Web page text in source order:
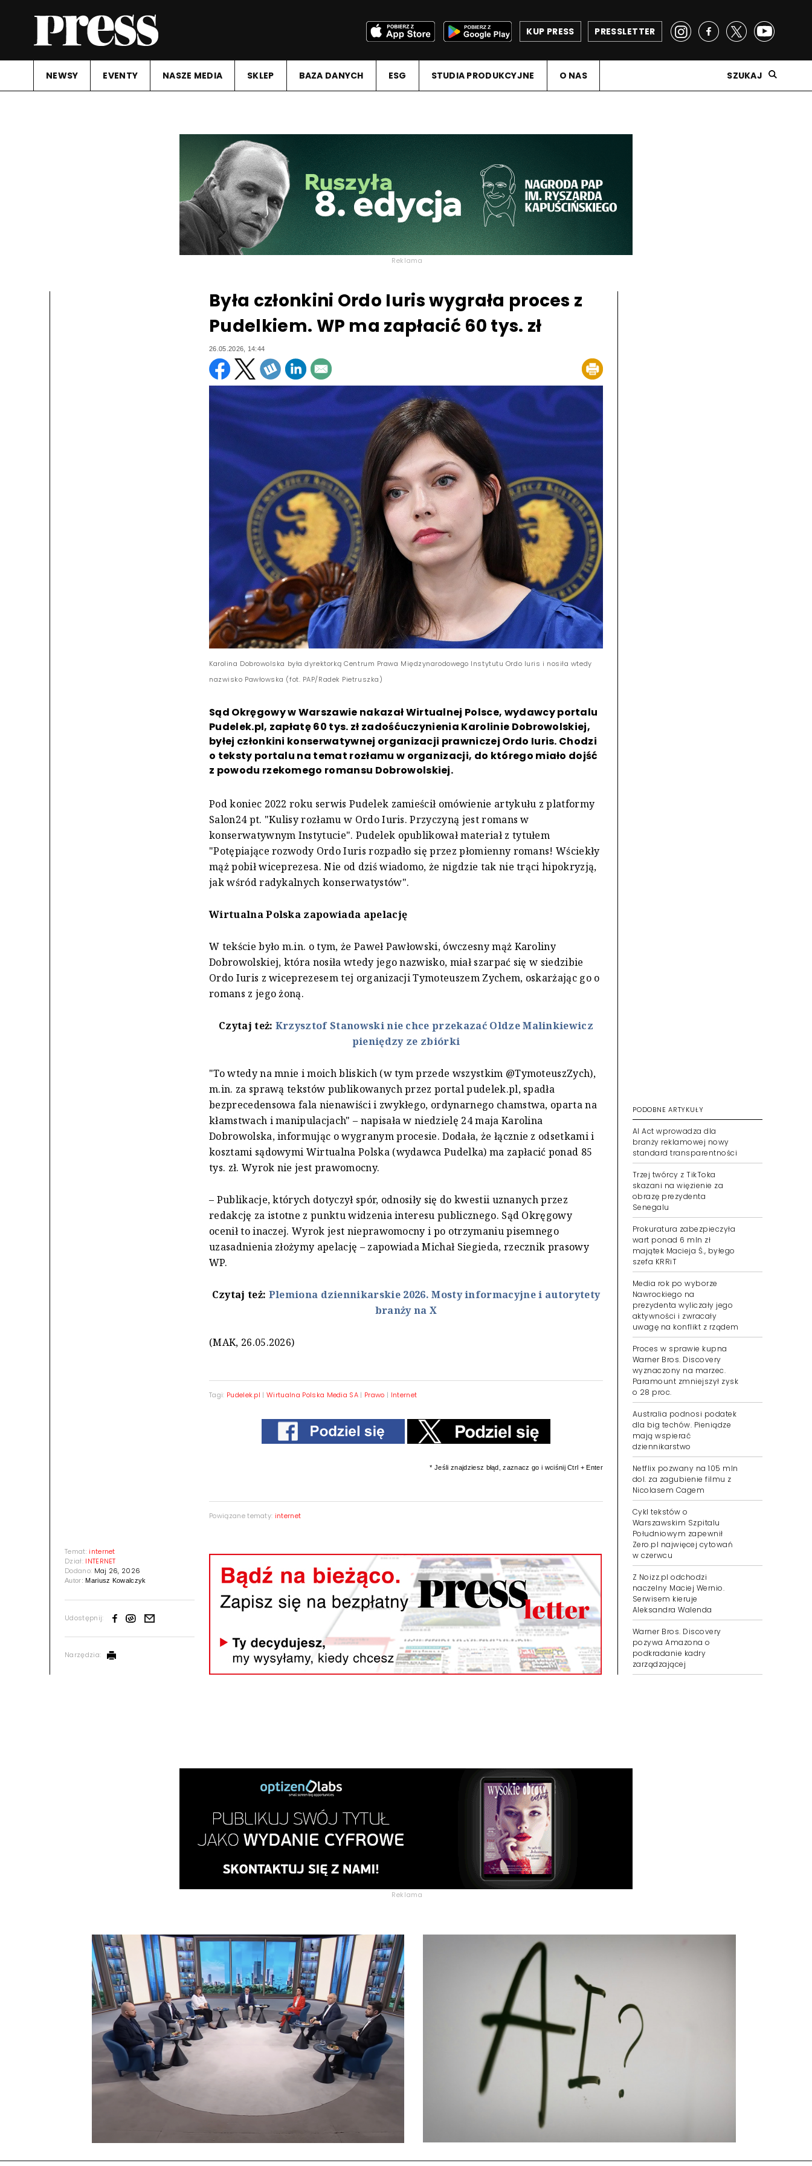
PRESSLETTER
KUP PRESS
NEWSY EVENTY NASZE MEDIA SKLEP BAZA DANYCH ESG STUDIA PRODUKCYJNE O NAS SZUKAJ
Reklama
Temat:internet
Dział: INTERNET
Dodano: Maj 26, 2026
Autor:Mariusz Kowalczyk
Udostępnij:
Narzędzia:
Była członkini Ordo Iuris wygrała proces z
Pudelkiem. WP ma zapłacić 60 tys. zł
26.05.2026, 14:44
Karolina Dobrowolska była dyrektorką Centrum Prawa Międzynarodowego Instytutu Ordo Iuris i nosiła wtedy
nazwisko Pawłowska (fot. PAP/Radek Pietruszka)
Sąd Okręgowy w Warszawie nakazał Wirtualnej Polsce, wydawcy portalu
Pudelek.pl, zapłatę 60 tys. zł zadośćuczynienia Karolinie Dobrowolskiej,
byłej członkini konserwatywnej organizacji prawniczej Ordo Iuris. Chodzi
o teksty portalu na temat rozłamu w organizacji, do którego miało dojść
z powodu rzekomego romansu Dobrowolskiej.
Pod koniec 2022 roku serwis Pudelek zamieścił omówienie artykułu z platformy
Salon24 pt. "Kulisy rozłamu w Ordo Iuris. Przyczyną jest romans w
konserwatywnym Instytucie". Pudelek opublikował materiał z tytułem
"Potępiające rozwody Ordo Iuris rozpadło się przez płomienny romans! Wściekły
mąż pobił wiceprezesa. Nie od dziś wiadomo, że nigdzie tak nie trąci hipokryzją,
jak wśród radykalnych konserwatystów".
Wirtualna Polska zapowiada apelację
W tekście było m.in. o tym, że Paweł Pawłowski, ówczesny mąż Karoliny
Dobrowolskiej, która nosiła wtedy jego nazwisko, miał szarpać się w siedzibie
Ordo Iuris z wiceprezesem tej organizacji Tymoteuszem Zychem, oskarżając go o
romans z jego żoną.
Czytaj też: Krzysztof Stanowski nie chce przekazać Oldze Malinkiewicz
pieniędzy ze zbiórki
"To wtedy na mnie i moich bliskich (w tym przede wszystkim @TymoteuszZych),
m.in. za sprawą tekstów publikowanych przez portal pudelek.pl, spadła
bezprecedensowa fala nienawiści i zwykłego, ordynarnego chamstwa, oparta na
kłamstwach i manipulacjach" – napisała w niedzielę 24 maja Karolina
Dobrowolska, informując o wygranym procesie. Dodała, że łącznie z odsetkami i
kosztami sądowymi Wirtualna Polska (wydawca Pudelka) ma zapłacić ponad 85
tys. zł. Wyrok nie jest prawomocny.
– Publikacje, których dotyczył spór, odnosiły się do kwestii uznanych przez
redakcję za istotne z punktu widzenia interesu publicznego. Sąd Okręgowy
ocenił to inaczej. Wyrok jest nieprawomocny i po otrzymaniu pisemnego
uzasadnienia złożymy apelację – zapowiada Michał Siegieda, rzecznik prasowy
WP.
Czytaj też: Plemiona dziennikarskie 2026. Mosty informacyjne i autorytety
branży na X
(MAK, 26.05.2026)
Tagi: Pudelek.pl |Wirtualna Polska Media SA | Prawo | Internet
* Jeśli znajdziesz błąd, zaznacz go i wciśnij Ctrl + Enter
Powiązane tematy: internet
PODOBNE ARTYKUŁY
AI Act wprowadza dla
branży reklamowej nowy
standard transparentności
Trzej twórcy z TikToka
skazani na więzienie za
obrazę prezydenta
Senegalu
Prokuratura zabezpieczyła
wart ponad 6 mln zł
majątek Macieja Ś., byłego
szefa KRRiT
Media rok po wyborze
Nawrockiego na
prezydenta wyliczały jego
aktywności i zwracały
uwagę na konflikt z rządem
Proces w sprawie kupna
Warner Bros. Discovery
wyznaczony na marzec.
Paramount zmniejszył zysk
o 28 proc.
Australia podnosi podatek
dla big techów. Pieniądze
mają wspierać
dziennikarstwo
Netflix pozwany na 105 mln
dol. za zagubienie filmu z
Nicolasem Cagem
Cykl tekstów o
Warszawskim Szpitalu
Południowym zapewnił
Zero.pl najwięcej cytowań
w czerwcu
Z Noizz.pl odchodzi
naczelny Maciej Wernio.
Serwisem kieruje
Aleksandra Walenda
Warner Bros. Discovery
pozywa Amazona o
podkradanie kadry
zarządzającej
Reklama